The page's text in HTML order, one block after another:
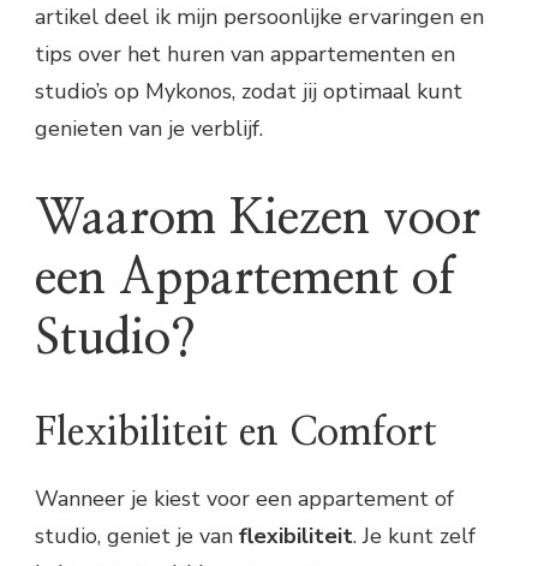
artikel deel ik mijn persoonlijke ervaringen en
tips over het huren van appartementen en
studio’s op Mykonos, zodat jij optimaal kunt
genieten van je verblijf.
Waarom Kiezen voor
een Appartement of
Studio?
Flexibiliteit en Comfort
Wanneer je kiest voor een appartement of
studio, geniet je van flexibiliteit. Je kunt zelf